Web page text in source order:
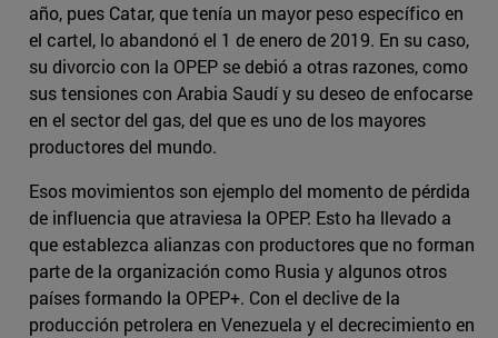
año, pues Catar, que tenía un mayor peso específico en
el cartel, lo abandonó el 1 de enero de 2019. En su caso,
su divorcio con la OPEP se debió a otras razones, como
sus tensiones con Arabia Saudí y su deseo de enfocarse
en el sector del gas, del que es uno de los mayores
productores del mundo.
Esos movimientos son ejemplo del momento de pérdida
de influencia que atraviesa la OPEP. Esto ha llevado a
que establezca alianzas con productores que no forman
parte de la organización como Rusia y algunos otros
países formando la OPEP+. Con el declive de la
producción petrolera en Venezuela y el decrecimiento en